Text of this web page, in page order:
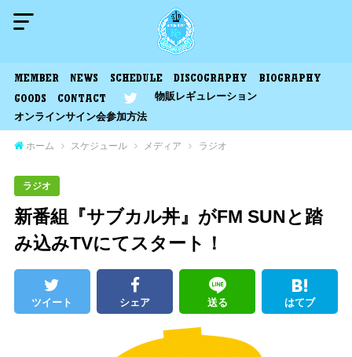
MEMBER NEWS SCHEDULE DISCOGRAPHY
BIOGRAPHY
GOODS
CONTACT
物販レギュレーション
オンラインサイン会参加方法
ホーム スケジュール メディア ラジオ
ラジオ
新番組『サブカル丼』がFM SUNと踏
み込みTVにてスタート！
ツイート シェア 送る はてブ